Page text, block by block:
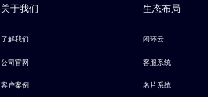
关于我们
了解我们
公司官网
客户案例
生态布局
闭环云
客服系统
名片系统